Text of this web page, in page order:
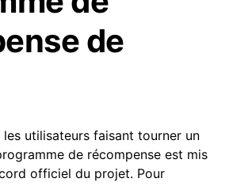
de
les utilisateurs faisant tourner un
de récompense est mis
officiel du projet. Pour